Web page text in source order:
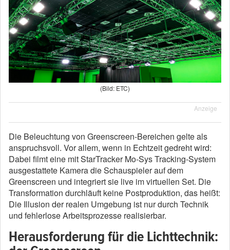
(Bild: ETC)
Anzeige
Die Beleuchtung von Greenscreen-Bereichen gelte als
anspruchsvoll. Vor allem, wenn in Echtzeit gedreht wird:
Dabei filmt eine mit StarTracker Mo-Sys Tracking-System
ausgestattete Kamera die Schauspieler auf dem
Greenscreen und integriert sie live im virtuellen Set. Die
Transformation durchläuft keine Postproduktion, das heißt:
Die Illusion der realen Umgebung ist nur durch Technik
und fehlerlose Arbeitsprozesse realisierbar.
Herausforderung für die Lichttechnik: